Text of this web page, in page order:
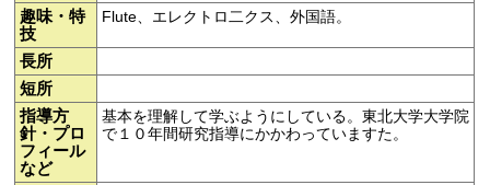
趣味・特
技
Flute、エレクトロ二クス、外国語。
長所
短所
指導方
針・プロ
フィール
など
基本を理解して学ぶようにしている。東北大学大学院
で１０年間研究指導にかかわっていますた。